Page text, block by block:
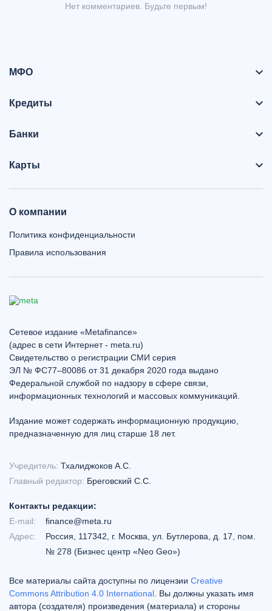
Нет комментариев. Будьте первым!
МФО
Кредиты
Банки
Карты
О компании
Политика конфиденциальности
Правила использования
Сетевое издание «Metafinance»
(адрес в сети Интернет - meta.ru)
Свидетельство о регистрации СМИ серия
ЭЛ № ФС77–80086 от 31 декабря 2020 года выдано
Федеральной службой по надзору в сфере связи,
информационных технологий и массовых коммуникаций.
Издание может содержать информационную продукцию,
предназначенную для лиц старше 18 лет.
Учредитель: Тхалиджоков А.С.
Главный редактор: Бреговский С.С.
Контакты редакции:
E-mail:
finance@meta.ru
Адрес:
Россия, 117342, г. Москва, ул. Бутлерова, д. 17, пом.
№ 278 (Бизнес центр «Neo Geo»)
Все материалы сайта доступны по лицензии Creative
Commons Attribution 4.0 International . Вы должны указать имя
автора (создателя) произведения (материала) и стороны